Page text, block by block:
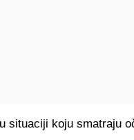
situaciji koju smatraju